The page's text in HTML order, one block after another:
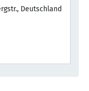
Deutschland